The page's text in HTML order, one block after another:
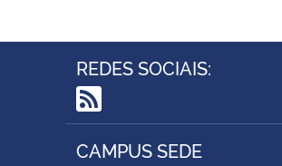
REDES SOCIAIS:
RSS
CAMPUS SEDE